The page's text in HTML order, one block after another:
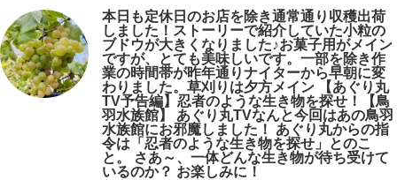
本日も定休日のお店を除き通常通り収穫出荷
しました！ストーリーで紹介していた小粒の
ブドウが大きくなりました♪お菓子用がメイン
ですが、とても美味しいです。一部を除き作
業の時間帯が昨年通りナイターから早朝に変
わりました。草刈りは夕方メイン 【あぐり丸
TV予告編】忍者のような生き物を探せ！【鳥
羽水族館】 あぐり丸TVなんと今回はあの鳥羽
水族館にお邪魔しました！ あぐり丸からの指
令は「忍者のような生き物を探せ」とのこ
と。 さあ～、一体どんな生き物が待ち受けて
いるのか？ お楽しみに！